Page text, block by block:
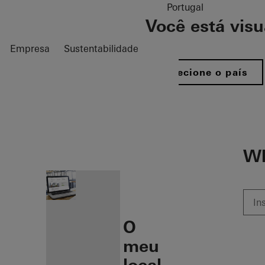
Empresa Sustentabilidade
Portugal
Você está
Selecione o país
O
meu